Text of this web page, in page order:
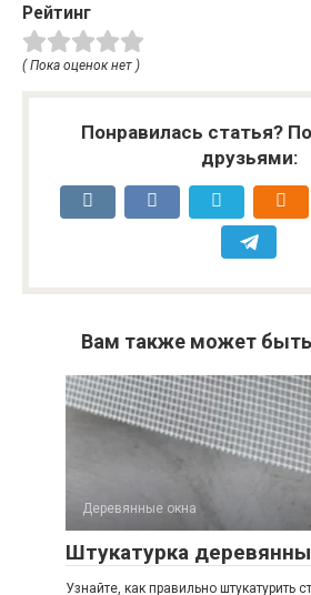
Рейтинг
( Пока оценок нет )
Понравилась статья?
друзьями:
Вам также может быть
Деревянные окна
Штукатурка
Узнайте, как правильно штукатурить